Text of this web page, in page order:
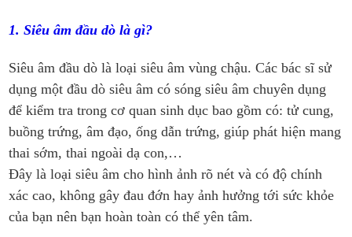
1. Siêu âm đầu dò là gì?
Siêu âm đầu dò là loại siêu âm vùng chậu. Các bác sĩ sử
dụng một đầu dò siêu âm có sóng siêu âm chuyên dụng
để kiểm tra trong cơ quan sinh dục bao gồm có: tử cung,
buồng trứng, âm đạo, ống dẫn trứng, giúp phát hiện mang
thai sớm, thai ngoài dạ con,…
Đây là loại siêu âm cho hình ảnh rõ nét và có độ chính
xác cao, không gây đau đớn hay ảnh hưởng tới sức khỏe
của bạn nên bạn hoàn toàn có thể yên tâm.